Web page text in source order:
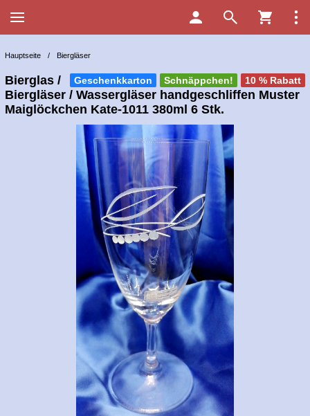
Hauptseite / Biergläser
10 % Rabatt
Schnäppchen!
Geschenkkarton
Bierglas /
Biergläser / Wassergläser handgeschliffen Muster
Maiglöckchen Kate-1011 380ml 6 Stk.